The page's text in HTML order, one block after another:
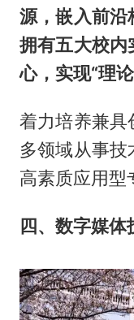
源，嵌入前沿
拥有五大校内
心，实现“理
着力培养兼具
多领域从事
高素质应用型
四、数字媒体